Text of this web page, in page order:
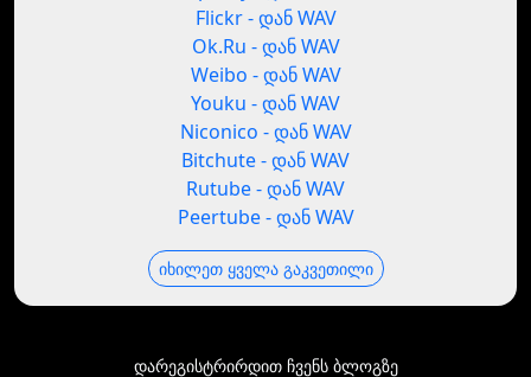
Flickr - დან WAV
Ok.Ru - დან WAV
Weibo - დან WAV
Youku - დან WAV
Niconico - დან WAV
Bitchute - დან WAV
Rutube - დან WAV
Peertube - დან WAV
იხილეთ ყველა გაკვეთილი
დარეგისტრირდით ჩვენს ბლოგზე